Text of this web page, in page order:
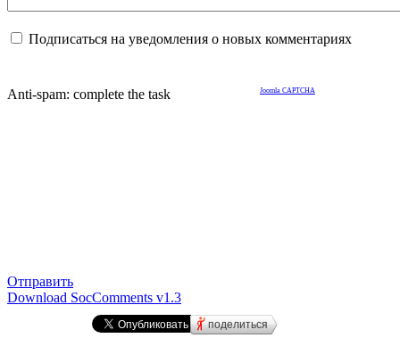
Подписаться на уведомления о новых комментариях
Anti-spam: complete the task Joomla CAPTCHA
Отправить
Download SocComments v1.3
поделиться